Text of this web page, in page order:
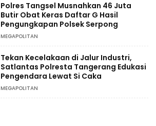
Polres Tangsel Musnahkan 46 Juta
Butir Obat Keras Daftar G Hasil
Pengungkapan Polsek Serpong
MEGAPOLITAN
Tekan Kecelakaan di Jalur Industri,
Satlantas Polresta Tangerang Edukasi
Pengendara Lewat Si Caka
MEGAPOLITAN